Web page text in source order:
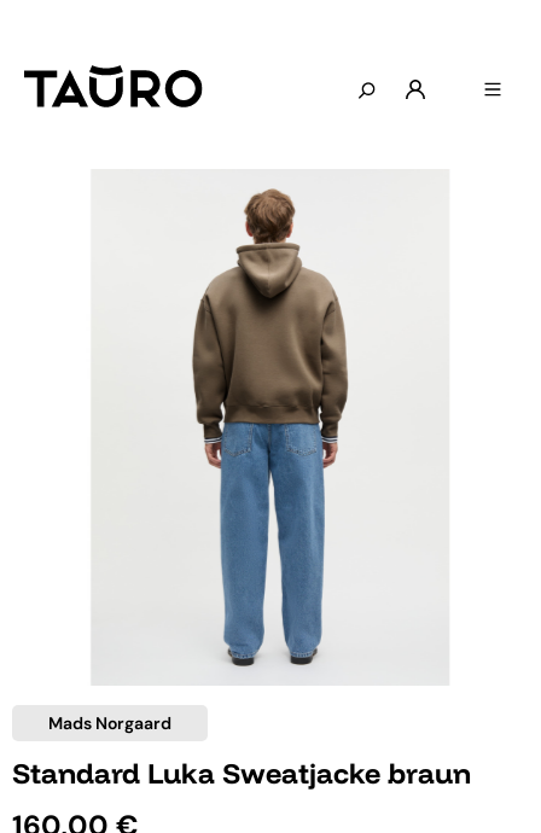
Mads Norgaard
Standard Luka Sweatjacke braun
160,00 €